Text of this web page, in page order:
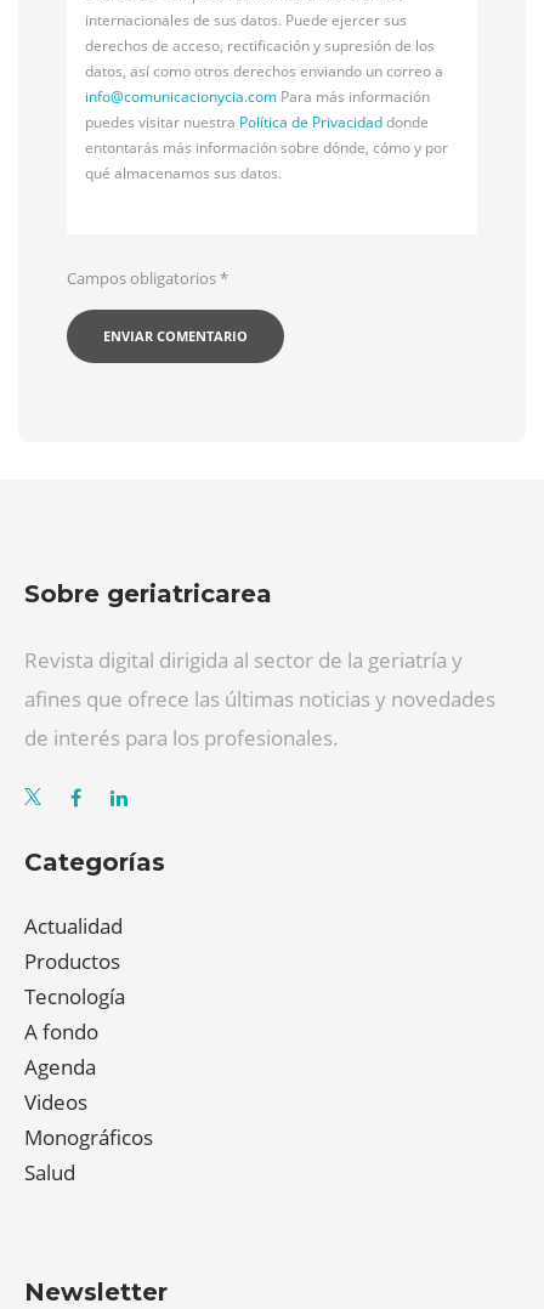
internacionales de sus datos. Puede ejercer sus
derechos de acceso, rectificación y supresión de los
datos, así como otros derechos enviando un correo a
info@comunicacionycia.com Para más información
puedes visitar nuestra Política de Privacidaddonde
entontarás más información sobre dónde, cómo y por
qué almacenamos sus datos.
Campos obligatorios*
Sobre geriatricarea
Revista digital dirigida al sector de la geriatría y
afines que ofrece las últimas noticias y novedades
de interés para los profesionales.
Categorías
Actualidad
Productos
Tecnología
A fondo
Agenda
Videos
Monográficos
Salud
Newsletter